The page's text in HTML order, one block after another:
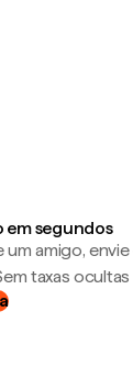
em segundos
um amigo,
taxas